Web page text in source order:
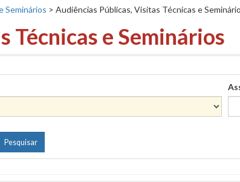
Seminários > Audiências Públicas, Visitas Técnicas e
Técnicas e Seminários